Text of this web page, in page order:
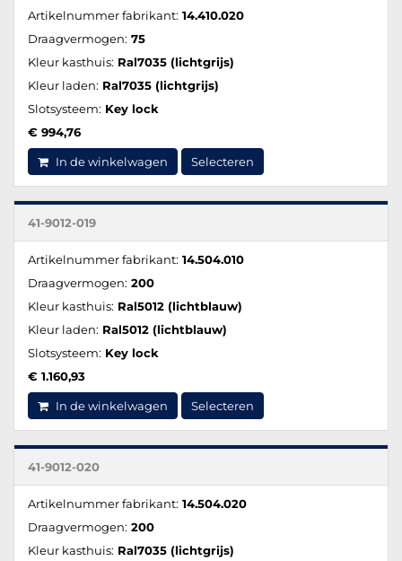
Artikelnummer fabrikant: 14.410.020
Draagvermogen: 75
Kleur kasthuis: Ral7035 (lichtgrijs)
Kleur laden: Ral7035 (lichtgrijs)
Slotsysteem: Key lock
€ 994,76
In de winkelwagen Selecteren
41-9012-019
Artikelnummer fabrikant: 14.504.010
Draagvermogen: 200
Kleur kasthuis: Ral5012 (lichtblauw)
Kleur laden: Ral5012 (lichtblauw)
Slotsysteem: Key lock
€ 1.160,93
In de winkelwagen Selecteren
41-9012-020
Artikelnummer fabrikant: 14.504.020
Draagvermogen: 200
Kleur kasthuis: Ral7035 (lichtgrijs)